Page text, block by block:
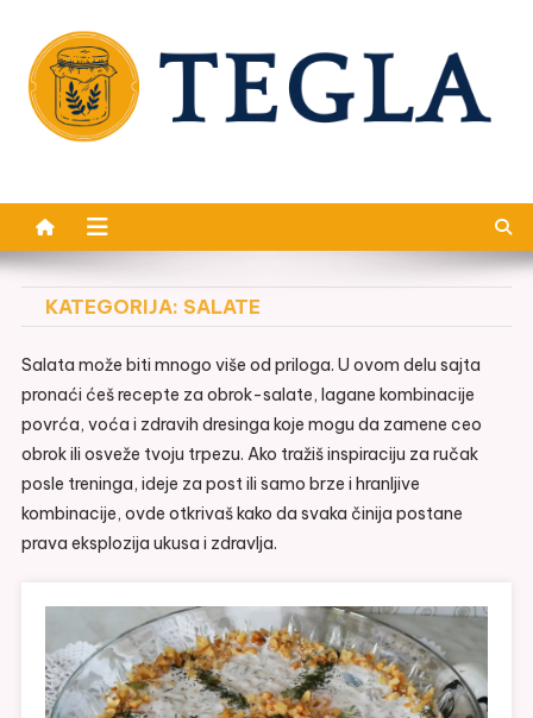
content
KATEGORIJA: SALATE
Salata može biti mnogo više od priloga. U ovom delu sajta
pronaći ćeš recepte za obrok-salate, lagane kombinacije
povrća, voća i zdravih dresinga koje mogu da zamene ceo
obrok ili osveže tvoju trpezu. Ako tražiš inspiraciju za ručak
posle treninga, ideje za post ili samo brze i hranljive
kombinacije, ovde otkrivaš kako da svaka činija postane
prava eksplozija ukusa i zdravlja.